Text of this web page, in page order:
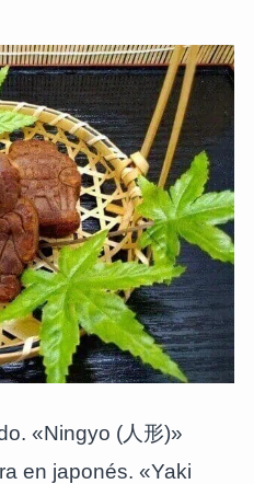
«Ningyo (人形)»
en japonés. «Yaki